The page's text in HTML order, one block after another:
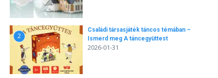
2
Családi társasjáték táncos témában –
Ismerd meg A táncegyüttest
2026-01-31